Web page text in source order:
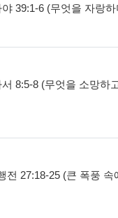
39:1-6 (무엇을 자랑
8:5-8 (무엇을 소망하
전 27:18-25 (큰 폭풍 속